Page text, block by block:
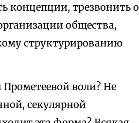
концепции, трезвонить о
общества,
структурированию
воли? Не
секулярной